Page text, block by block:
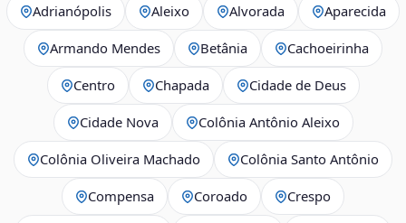
Adrianópolis Aleixo Alvorada Aparecida
Armando Mendes Betânia Cachoeirinha
Centro Chapada Cidade de Deus
Cidade Nova Colônia Antônio Aleixo
Colônia Oliveira Machado Colônia Santo Antônio
Compensa Coroado Crespo